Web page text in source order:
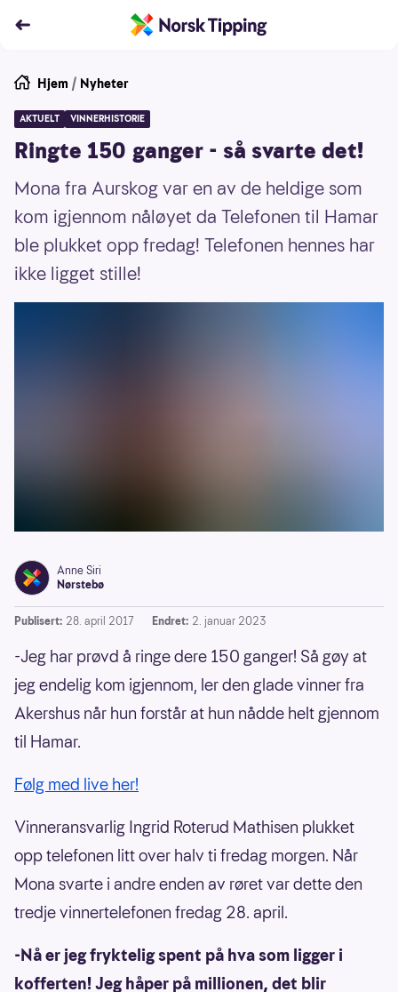
Hjem / Nyheter
AKTUELT VINNERHISTORIE
Ringte 150 ganger - så svarte det!
Mona fra Aurskog var en av de heldige som
kom igjennom nåløyet da Telefonen til Hamar
ble plukket opp fredag! Telefonen hennes har
ikke ligget stille!
Anne Siri
Nørstebø
Publisert: 28. april 2017 Endret: 2. januar 2023
-Jeg har prøvd å ringe dere 150 ganger! Så gøy at
jeg endelig kom igjennom, ler den glade vinner fra
Akershus når hun forstår at hun nådde helt gjennom
til Hamar.
Følg med live her!
Vinneransvarlig Ingrid Roterud Mathisen plukket
opp telefonen litt over halv ti fredag morgen. Når
Mona svarte i andre enden av røret var dette den
tredje vinnertelefonen fredag 28. april.
-Nå er jeg fryktelig spent på hva som ligger i
kofferten! Jeg håper på millionen, det blir